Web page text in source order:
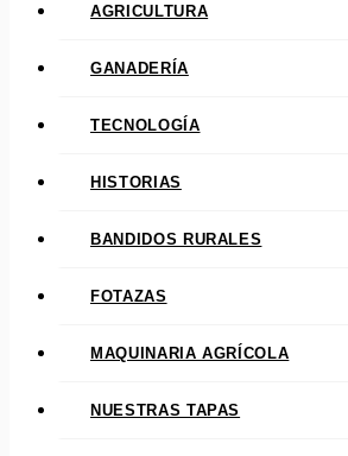
AGRICULTURA
GANADERÍA
TECNOLOGÍA
HISTORIAS
BANDIDOS RURALES
FOTAZAS
MAQUINARIA AGRÍCOLA
NUESTRAS TAPAS